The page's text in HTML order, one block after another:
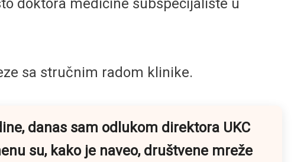
doktora medicine subspecijaliste u
sa stručnim radom klinike.
danas sam odlukom direktora UKC
su, kako je naveo, društvene mreže